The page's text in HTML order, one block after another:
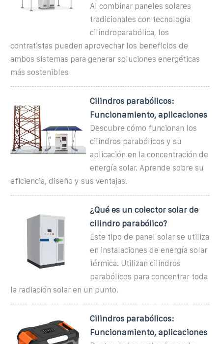
Al combinar paneles solares
tradicionales con tecnología
cilindroparabólica, los
contratistas pueden aprovechar los beneficios de
ambos sistemas para generar soluciones energéticas
más sostenibles
Cilindros parabólicos:
Funcionamiento, aplicaciones
Descubre cómo funcionan los
cilindros parabólicos y su
aplicación en la concentración de
energía solar. Aprende sobre su
eficiencia, diseño y sus ventajas.
¿Qué es un colector solar de
cilindro parabólico?
Este tipo de panel solar se utiliza
en instalaciones de energía solar
térmica. Utilizan cilindros
parabólicos para concentrar toda
la radiación solar en un punto.
Cilindros parabólicos:
Funcionamiento, aplicaciones